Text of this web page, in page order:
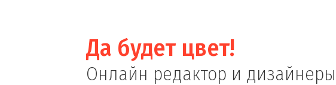
Да будет цвет!
Онлайн редактор и